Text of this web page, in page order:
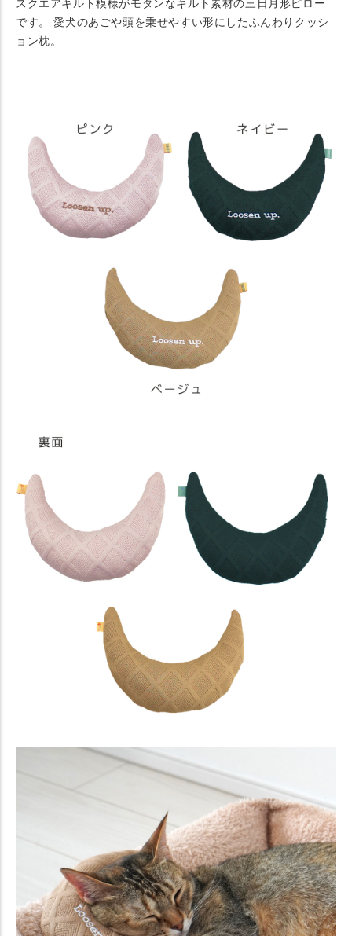
スクエアキルト模様がモダンなキルト素材の三日月形ピロー
です。 愛犬のあごや頭を乗せやすい形にしたふんわりクッシ
ョン枕。